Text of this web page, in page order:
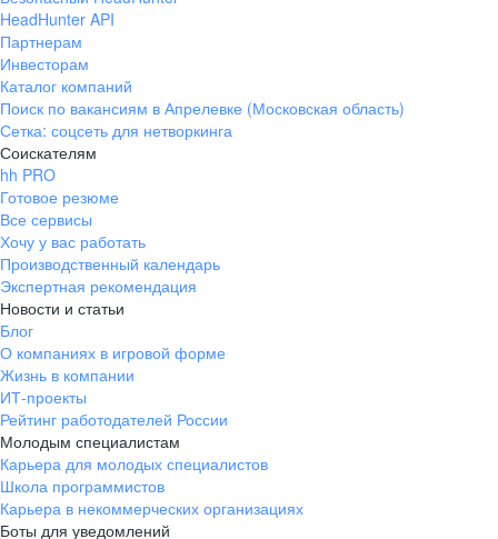
ул. Янковского, д. 169, 7 этаж,
706 каб.
+7 861 205-55-57
pr@krd.hh.ru
Владивосток
пер. Ланинский д. 4, офис 3.4
+7 423 202-33-28
pr@dv.hh.ru
Новосибирск
ул. Большевистская, д. 35,
помещение 21
+7 383 207-94-64
pr@nsk.hh.ru
Минск
HeadHunter API
Партнерам
Инвесторам
Каталог компаний
Поиск по вакансиям в Апрелевке (Московская область)
Сетка: соцсеть для нетворкинга
Соискателям
hh PRO
Готовое резюме
Все сервисы
Хочу у вас работать
Производственный календарь
Экспертная рекомендация
Новости и статьи
Блог
О компаниях в игровой форме
Жизнь в компании
ИТ-проекты
Рейтинг работодателей России
Молодым специалистам
Карьера для молодых специалистов
Школа программистов
Карьера в некоммерческих организациях
Боты для уведомлений